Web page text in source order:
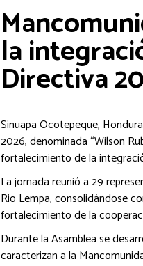
la
Directiva
Sinuapa Ocotepeque,
2026, denominada “Wilson
fortalecimiento de la
La jornada reunió a 29
Rio Lempa, consolidándose
fortalecimiento de la
Durante la Asamblea se
caracterizan a la